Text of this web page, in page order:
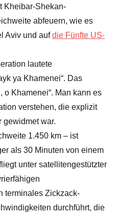
Kheibar-Shekan-
abfeuern, wie es
Aviv und aufdie Fünfte US-
lautete
ya Khamenei“. Das
o Khamenei“. Man kann es
verstehen, die explizit
gewidmet war.
1.450 km – ist
als 30 Minuten von einem
unter satellitengestützter
terminales Zickzack-
durchführt, die